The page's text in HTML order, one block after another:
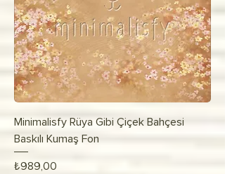
Minimalisfy Rüya Gibi Çiçek Bahçesi
Baskılı Kumaş Fon
Fiyat
₺989,00